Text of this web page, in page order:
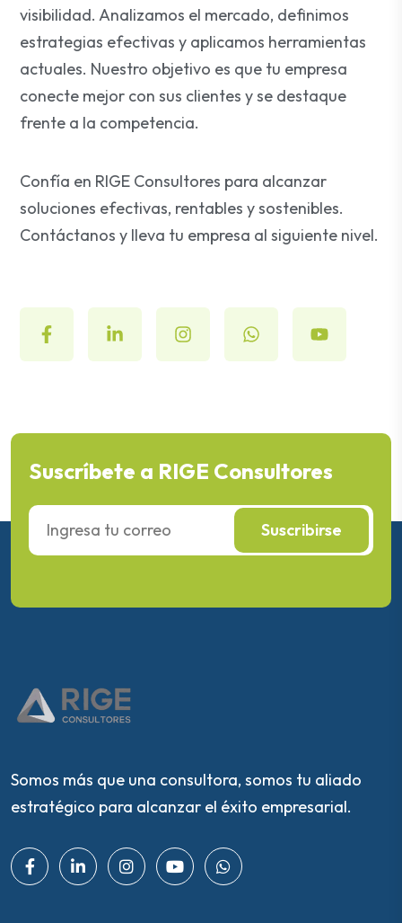
visibilidad. Analizamos el mercado, definimos
estrategias efectivas y aplicamos herramientas
actuales. Nuestro objetivo es que tu empresa
conecte mejor con sus clientes y se destaque
frente a la competencia.
Confía en RIGE Consultores para alcanzar
soluciones efectivas, rentables y sostenibles.
Contáctanos y lleva tu empresa al siguiente nivel.
Suscríbete a RIGE Consultores
Suscribirse
Somos más que una consultora, somos tu aliado
estratégico para alcanzar el éxito empresarial.